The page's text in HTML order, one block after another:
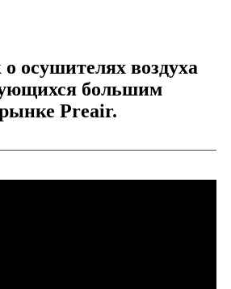
осушителях воздуха
большим
Preair.